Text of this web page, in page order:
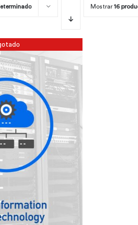
Mostrar 16